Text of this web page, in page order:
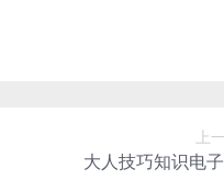
上
大人技巧知识电